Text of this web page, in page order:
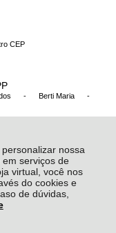
nossa
serviços de
virtual, você nos
do cookies e
de dúvidas,
CEP
- Berti Maria
-